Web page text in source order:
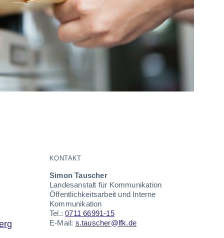
KONTAKT
Simon Tauscher
Landesanstalt für Kommunikation
Öffentlichkeitsarbeit und Interne
Kommunikation
Tel.:0711 66991-15
E-Mail: s.tauscher@lfk.de